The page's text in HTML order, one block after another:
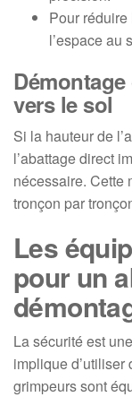
Pour
l’espace au
vers le sol
Si la hauteur de
l’abattage direct
nécessaire. Cette
tronçon par
Les
pour un
La sécurité est
implique
grimpeurs sont